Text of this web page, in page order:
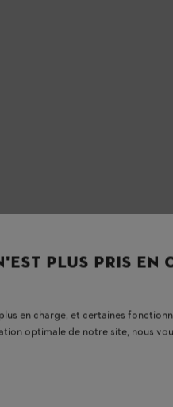
Nous avons
N’hésitez pas
PLUS PRIS EN
en charge, et certaines
optimale de notre site, nous